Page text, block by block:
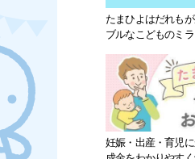
たまひよはだれも
ブルなこどものミ
妊娠・出産・育児